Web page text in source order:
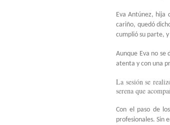
Eva Antúnez, hija
cariño, quedó
cumplió su parte,
Aunque Eva no
atenta y con una
La sesión se
serena que
Con el paso de
profesionales. Sin